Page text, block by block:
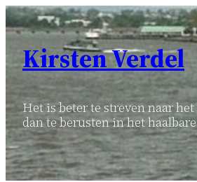
Ga
naar
inhoud
Kirsten Verdel
Het is beter te streven naar
dan te berusten in het haalbare